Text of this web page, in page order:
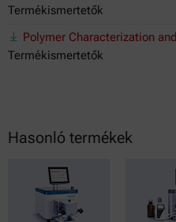
Termékismertetők
Polymer Characterization
Termékismertetők
Hasonló termékek